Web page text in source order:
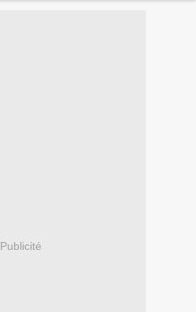
Publicité